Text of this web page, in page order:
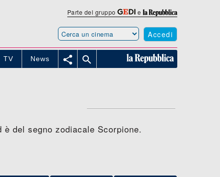
Parte del gruppo e
Accedi
TV News  
del segno zodiacale Scorpione.